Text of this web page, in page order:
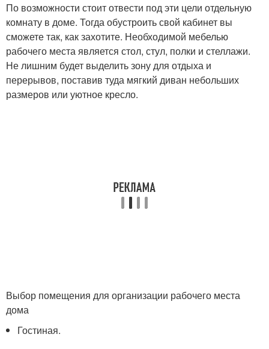
По возможности стоит отвести под эти цели отдельную
комнату в доме. Тогда обустроить свой кабинет вы
сможете так, как захотите. Необходимой мебелью
рабочего места является стол, стул, полки и стеллажи.
Не лишним будет выделить зону для отдыха и
перерывов, поставив туда мягкий диван небольших
размеров или уютное кресло.
Выбор помещения для организации рабочего места
дома
Гостиная.